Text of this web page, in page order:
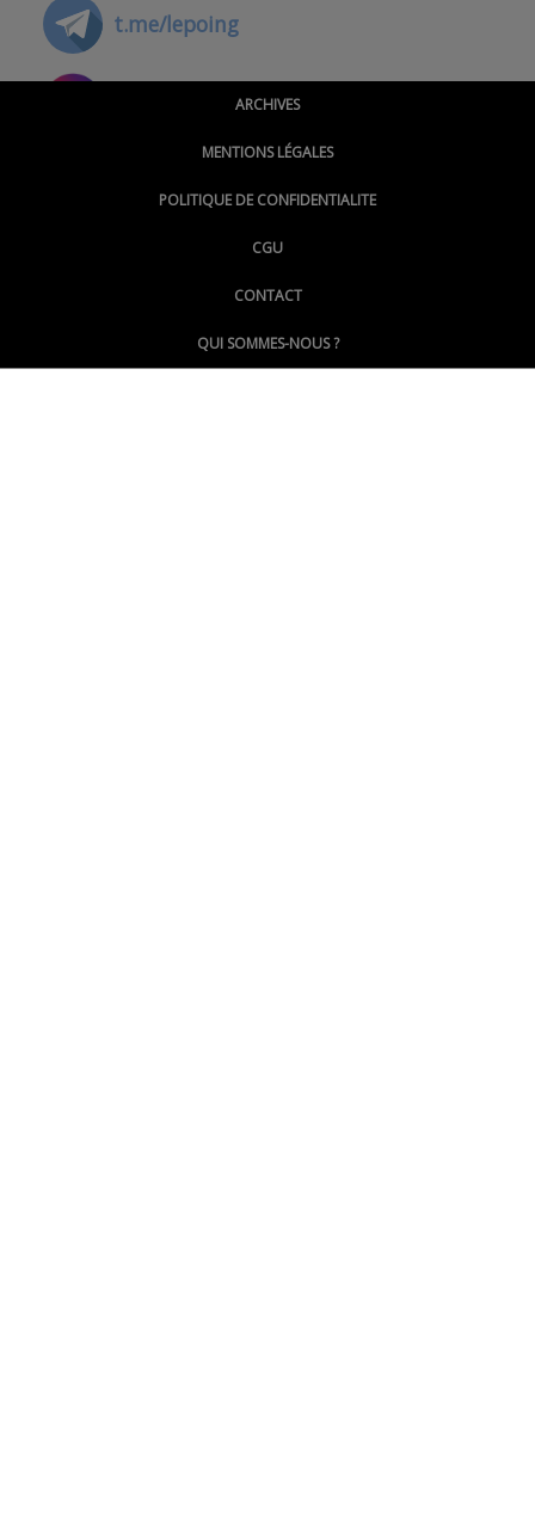
t.me/lepoing
@montpellierpoinginfo
@LePoingMontpellier
ARCHIVES
MENTIONS LÉGALES
POLITIQUE DE CONFIDENTIALITE
CGU
CONTACT
QUI SOMMES-NOUS ?